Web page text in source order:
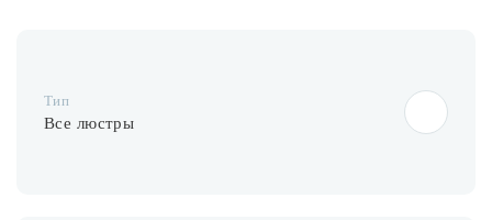
Контакты
Тип
Все люстры